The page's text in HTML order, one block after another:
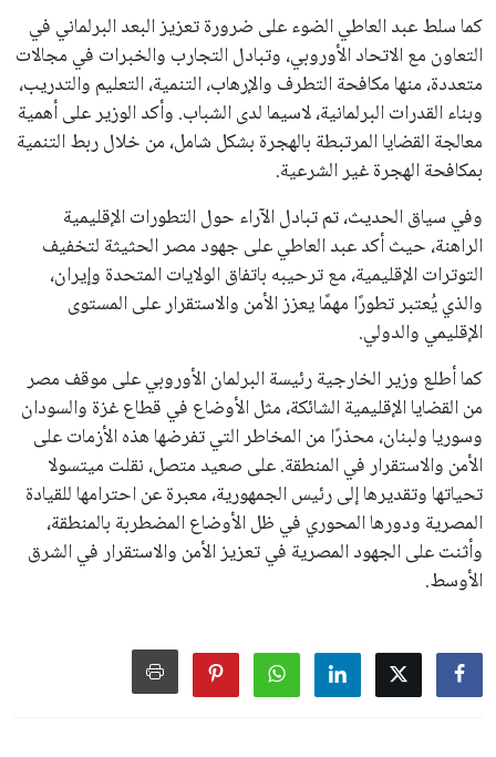
كما سلط عبد العاطي الضوء على ضرورة تعزيز البعد البرلماني في
التعاون مع الاتحاد الأوروبي، وتبادل التجارب والخبرات في مجالات
متعددة، منها مكافحة التطرف والإرهاب، التنمية، التعليم والتدريب،
وبناء القدرات البرلمانية، لاسيما لدى الشباب. وأكد الوزير على أهمية
معالجة القضايا المرتبطة بالهجرة بشكل شامل، من خلال ربط التنمية
بمكافحة الهجرة غير الشرعية.
وفي سياق الحديث، تم تبادل الآراء حول التطورات الإقليمية
الراهنة، حيث أكد عبد العاطي على جهود مصر الحثيثة لتخفيف
التوترات الإقليمية، مع ترحيبه باتفاق الولايات المتحدة وإيران،
والذي يُعتبر تطورًا مهمًا يعزز الأمن والاستقرار على المستوى
الإقليمي والدولي.
كما أطلع وزير الخارجية رئيسة البرلمان الأوروبي على موقف مصر
من القضايا الإقليمية الشائكة، مثل الأوضاع في قطاع غزة والسودان
وسوريا ولبنان، محذرًا من المخاطر التي تفرضها هذه الأزمات على
الأمن والاستقرار في المنطقة. على صعيد متصل، نقلت ميتسولا
تحياتها وتقديرها إلى رئيس الجمهورية، معبرة عن احترامها للقيادة
المصرية ودورها المحوري في ظل الأوضاع المضطربة بالمنطقة،
وأثنت على الجهود المصرية في تعزيز الأمن والاستقرار في الشرق
الأوسط.